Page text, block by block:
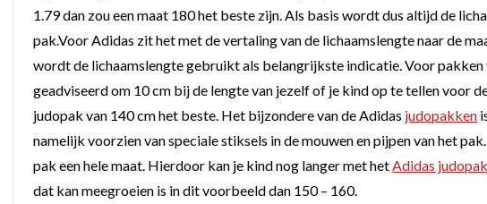
1.79 dan zou een maat 180 het beste zijn. Als basis wordt dus altijd de
pak.Voor Adidas zit het met de vertaling van de lichaamslengte naar de
wordt de lichaamslengte gebruikt als belangrijkste indicatie. Voor pakken
geadviseerd om 10 cm bij de lengte van jezelf of je kind op te tellen voor
judopak van 140 cm het beste. Het bijzondere van de Adidas judopakken
namelijk voorzien van speciale stiksels in de mouwen en pijpen van het
pak een hele maat. Hierdoor kan je kind nog langer met hetAdidas judopak
dat kan meegroeien is in dit voorbeeld dan 150 – 160.